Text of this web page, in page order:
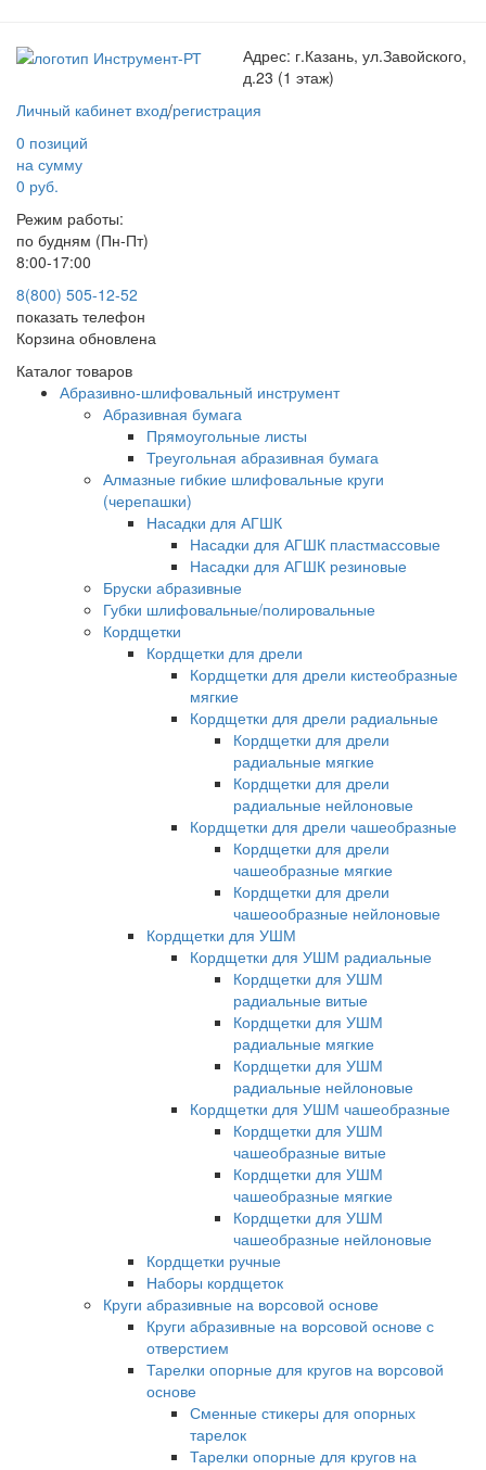
Адрес: г.Казань, ул.Завойского,
д.23 (1 этаж)
Личный кабинет вход/регистрация
0 позиций
на сумму
0 руб.
Режим работы:
по будням (Пн-Пт)
8:00-17:00
8(800) 505-12-52
показать телефон
Корзина обновлена
Каталог товаров
Абразивно-шлифовальный инструмент
Абразивная бумага
Прямоугольные листы
Треугольная абразивная бумага
Алмазные гибкие шлифовальные круги
(черепашки)
Насадки для АГШК
Насадки для АГШК пластмассовые
Насадки для АГШК резиновые
Бруски абразивные
Губки шлифовальные/полировальные
Кордщетки
Кордщетки для дрели
Кордщетки для дрели кистеобразные
мягкие
Кордщетки для дрели радиальные
Кордщетки для дрели
радиальные мягкие
Кордщетки для дрели
радиальные нейлоновые
Кордщетки для дрели чашеобразные
Кордщетки для дрели
чашеобразные мягкие
Кордщетки для дрели
чашеообразные нейлоновые
Кордщетки для УШМ
Кордщетки для УШМ радиальные
Кордщетки для УШМ
радиальные витые
Кордщетки для УШМ
радиальные мягкие
Кордщетки для УШМ
радиальные нейлоновые
Кордщетки для УШМ чашеобразные
Кордщетки для УШМ
чашеобразные витые
Кордщетки для УШМ
чашеобразные мягкие
Кордщетки для УШМ
чашеобразные нейлоновые
Кордщетки ручные
Наборы кордщеток
Круги абразивные на ворсовой основе
Круги абразивные на ворсовой основе с
отверстием
Тарелки опорные для кругов на ворсовой
основе
Сменные стикеры для опорных
тарелок
Тарелки опорные для кругов на